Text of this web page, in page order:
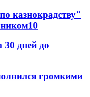
казнокрадству"
10
30 дней до
громкими